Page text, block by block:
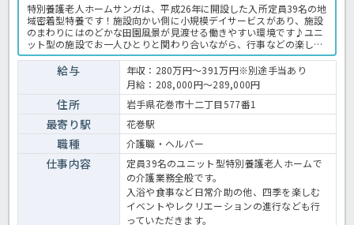
特別養護老人ホームサンガは、平成26年に開設した入所定員39名の地
域密着型特養です！施設向かい側に小規模デイサービスがあり、施設
のまわりにはのどかな田園風景が見渡せる働きやすい環境です♪ユニ
ット型の施設でお一人ひとりと関わり合いながら、行事などの楽しい
レクも行っています。定年が65歳なので、長くのびのび勤務していき
たい方や最後の転職とお考えの介護福祉士様にもおすすめの求人で
す！気になる方はほっ介護までお気軽にお問い合わせください！特養
での介護業務全般です。 ＜介護職 正職員 特養の求人＞
給与
年収：280万円～391万円※別途手当あり
月給：208,000円～289,000円
住所 岩手県花巻市十二丁目577番1
最寄り駅 花巻駅
職種 介護職・ヘルパー
仕事内容
定員39名のユニット型特別養護老人ホームで
の介護業務全般です。
入浴や食事など日常介助の他、四季を楽しむ
イベントやレクリエーションの進行なども行
っていただきます。